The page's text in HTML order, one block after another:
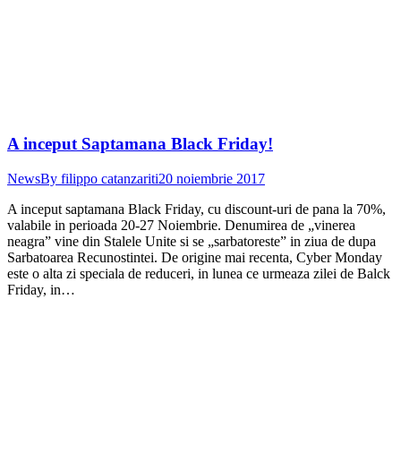
A inceput Saptamana Black Friday!
NewsBy filippo catanzariti20 noiembrie 2017
A inceput saptamana Black Friday, cu discount-uri de pana la 70%,
valabile in perioada 20-27 Noiembrie. Denumirea de „vinerea
neagra” vine din Stalele Unite si se „sarbatoreste” in ziua de dupa
Sarbatoarea Recunostintei. De origine mai recenta, Cyber Monday
este o alta zi speciala de reduceri, in lunea ce urmeaza zilei de Balck
Friday, in…